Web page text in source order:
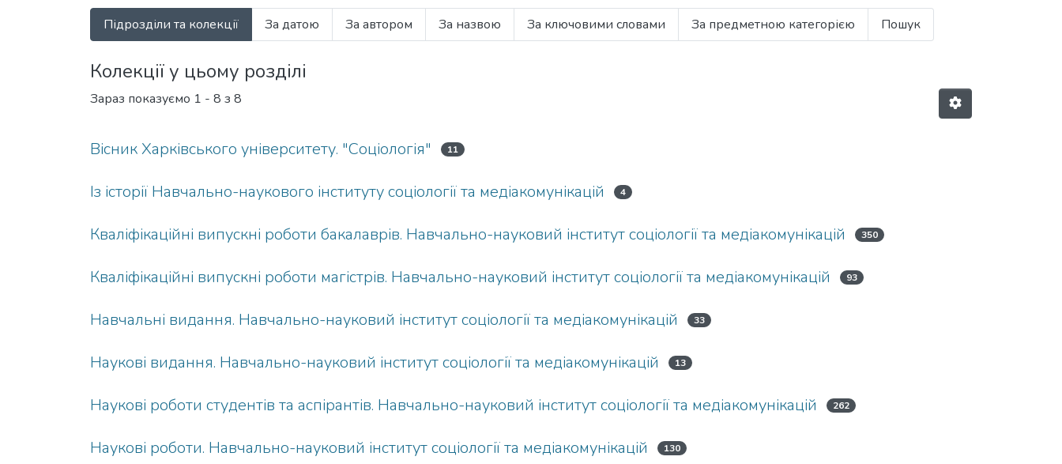
Підрозділи та колекції За датою За автором За назвою За ключовими словами За предметною категорією Пошук
Колекції у цьому розділі
Зараз показуємо 1 - 8 з 8
Вісник Харківського університету. "Соціологія" 11
Із історії Навчально-наукового інституту соціології та медіакомунікацій 4
Кваліфікаційні випускні роботи бакалаврів. Навчально-науковий інститут соціології та медіакомунікацій 350
Кваліфікаційні випускні роботи магістрів. Навчально-науковий інститут соціології та медіакомунікацій 93
Навчальні видання. Навчально-науковий інститут соціології та медіакомунікацій 33
Наукові видання. Навчально-науковий інститут соціології та медіакомунікацій 13
Наукові роботи студентів та аспірантів. Навчально-науковий інститут соціології та медіакомунікацій 262
Наукові роботи. Навчально-науковий інститут соціології та медіакомунікацій 130